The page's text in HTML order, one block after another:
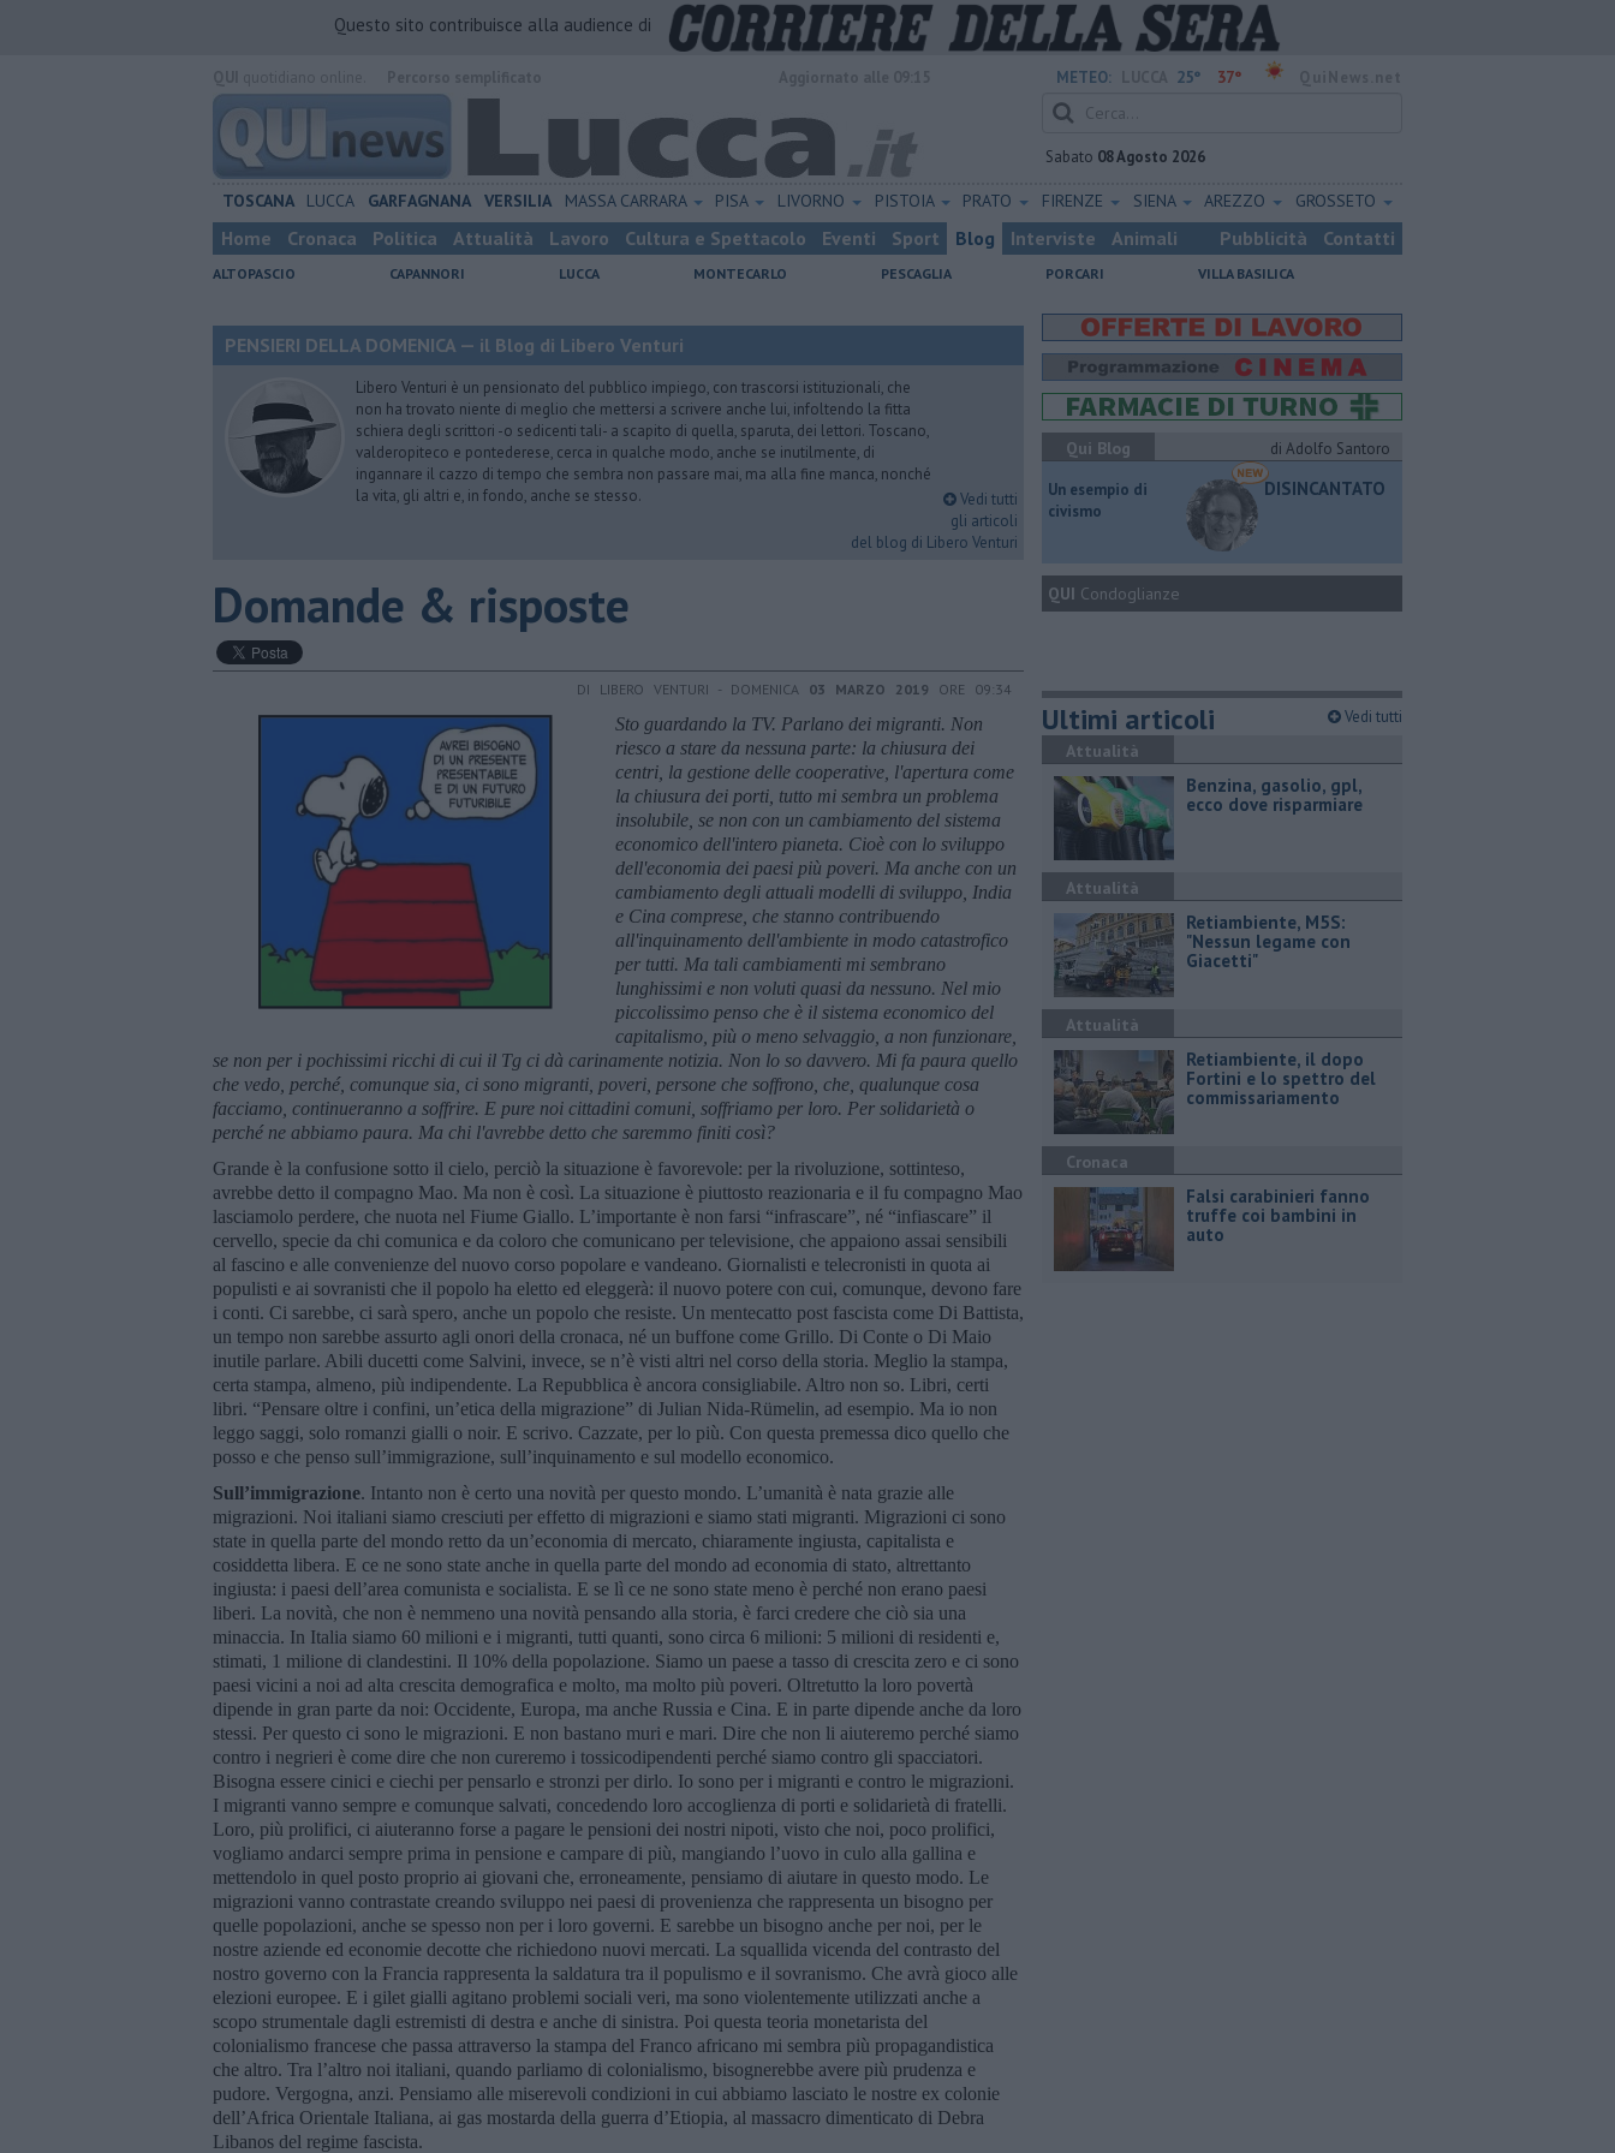
Questo sito contribuisce alla audience di
METEO: 25° 37°
Sabato 08 Agosto 2026
TOSCANA LUCCA GARFAGNANA VERSILIA MASSA CARRARA PISA LIVORNO PISTOIA PRATO FIRENZE SIENA AREZZO GROSSETO
Home Cronaca Politica Attualità Lavoro Cultura e Spettacolo Eventi Sport Blog Interviste Animali Pubblicità Contatti
ALTOPASCIO CAPANNORI LUCCA MONTECARLO PESCAGLIA PORCARI VILLA BASILICA
PENSIERI DELLA DOMENICA — il Blog di Libero Venturi
Libero Venturi è un pensionato del pubblico impiego, con trascorsi istituzionali, che
non ha trovato niente di meglio che mettersi a scrivere anche lui, infoltendo la fitta
schiera degli scrittori -o sedicenti tali- a scapito di quella, sparuta, dei lettori. Toscano,
valderopiteco e pontederese, cerca in qualche modo, anche se inutilmente, di
ingannare il cazzo di tempo che sembra non passare mai, ma alla fine manca, nonché
la vita, gli altri e, in fondo, anche se stesso.
Vedi tutti
gli articoli
del blog di Libero Venturi
​Domande & risposte
DI LIBERO VENTURI - DOMENICA 03 MARZO 2019 ORE 09:34
Sto guardando la TV. Parlano dei migranti. Non
riesco a stare da nessuna parte: la chiusura dei
centri, la gestione delle cooperative, l'apertura come
la chiusura dei porti, tutto mi sembra un problema
insolubile, se non con un cambiamento del sistema
economico dell'intero pianeta. Cioè con lo sviluppo
dell'economia dei paesi più poveri. Ma anche con un
cambiamento degli attuali modelli di sviluppo, India
e Cina comprese, che stanno contribuendo
all'inquinamento dell'ambiente in modo catastrofico
per tutti. Ma tali cambiamenti mi sembrano
lunghissimi e non voluti quasi da nessuno. Nel mio
piccolissimo penso che è il sistema economico del
capitalismo, più o meno selvaggio, a non funzionare,
se non per i pochissimi ricchi di cui il Tg ci dà carinamente notizia. Non lo so davvero. Mi fa paura quello
che vedo, perché, comunque sia, ci sono migranti, poveri, persone che soffrono, che , qualunque cosa
facciamo, continueranno a soffrire. E pure noi cittadini comuni, soffriamo per loro. Per solidarietà o
perché ne abbiamo paura. Ma chi l'avrebbe detto che saremmo finiti così?
Grande è la confusione sotto il cielo, perciò la situazione è favorevole: per la rivoluzione, sottinteso,
avrebbe detto il compagno Mao. Ma non è così. La situazione è piuttosto reazionaria e il fu compagno Mao
lasciamolo perdere, che nuota nel Fiume Giallo. L’importante è non farsi “infrascare”, né “infiascare” il
cervello, specie da chi comunica e da coloro che comunicano per televisione, che appaiono assai sensibili
al fascino e alle convenienze del nuovo corso popolare e vandeano. Giornalisti e telecronisti in quota ai
populisti e ai sovranisti che il popolo ha eletto ed eleggerà: il nuovo potere con cui, comunque, devono fare
i conti. Ci sarebbe, ci sarà spero, anche un popolo che resiste. Un mentecatto post fascista come Di Battista,
un tempo non sarebbe assurto agli onori della cronaca, né un buffone come Grillo. Di Conte o Di Maio
inutile parlare. Abili ducetti come Salvini, invece, se n’è visti altri nel corso della storia. Meglio la stampa,
certa stampa, almeno, più indipendente. La Repubblica è ancora consigliabile. Altro non so. Libri, certi
libri. “Pensare oltre i confini, un’etica della migrazione” di Julian Nida-Rümelin, ad esempio. Ma io non
leggo saggi, solo romanzi gialli o noir. E scrivo. Cazzate, per lo più. Con questa premessa dico quello che
posso e che penso sull’immigrazione, sull’inquinamento e sul modello economico.
Sull’immigrazione. Intanto non è certo una novità per questo mondo. L’umanità è nata grazie alle
migrazioni. Noi italiani siamo cresciuti per effetto di migrazioni e siamo stati migranti. Migrazioni ci sono
state in quella parte del mondo retto da un’economia di mercato, chiaramente ingiusta, capitalista e
cosiddetta libera. E ce ne sono state anche in quella parte del mondo ad economia di stato, altrettanto
ingiusta: i paesi dell’area comunista e socialista. E se lì ce ne sono state meno è perché non erano paesi
liberi. La novità, che non è nemmeno una novità pensando alla storia, è farci credere che ciò sia una
minaccia. In Italia siamo 60 milioni e i migranti, tutti quanti, sono circa 6 milioni: 5 milioni di residenti e,
stimati, 1 milione di clandestini. Il 10% della popolazione. Siamo un paese a tasso di crescita zero e ci sono
paesi vicini a noi ad alta crescita demografica e molto, ma molto più poveri. Oltretutto la loro povertà
dipende in gran parte da noi: Occidente, Europa, ma anche Russia e Cina. E in parte dipende anche da loro
stessi. Per questo ci sono le migrazioni. E non bastano muri e mari. Dire che non li aiuteremo perché siamo
contro i negrieri è come dire che non cureremo i tossicodipendenti perché siamo contro gli spacciatori.
Bisogna essere cinici e ciechi per pensarlo e stronzi per dirlo. Io sono per i migranti e contro le migrazioni.
I migranti vanno sempre e comunque salvati, concedendo loro accoglienza di porti e solidarietà di fratelli.
Loro, più prolifici, ci aiuteranno forse a pagare le pensioni dei nostri nipoti, visto che noi, poco prolifici,
vogliamo andarci sempre prima in pensione e campare di più, mangiando l’uovo in culo alla gallina e
mettendolo in quel posto proprio ai giovani che, erroneamente, pensiamo di aiutare in questo modo. Le
migrazioni vanno contrastate creando sviluppo nei paesi di provenienza che rappresenta un bisogno per
quelle popolazioni, anche se spesso non per i loro governi. E sarebbe un bisogno anche per noi, per le
nostre aziende ed economie decotte che richiedono nuovi mercati. La squallida vicenda del contrasto del
nostro governo con la Francia rappresenta la saldatura tra il populismo e il sovranismo. Che avrà gioco alle
elezioni europee. E i gilet gialli agitano problemi sociali veri, ma sono violentemente utilizzati anche a
scopo strumentale dagli estremisti di destra e anche di sinistra. Poi questa teoria monetarista del
colonialismo francese che passa attraverso la stampa del Franco africano mi sembra più propagandistica
che altro. Tra l’altro noi italiani, quando parliamo di colonialismo, bisognerebbe avere più prudenza e
pudore. Vergogna, anzi. Pensiamo alle miserevoli condizioni in cui abbiamo lasciato le nostre ex colonie
dell’Africa Orientale Italiana, ai gas mostarda della guerra d’Etiopia, al massacro dimenticato di Debra
Libanos del regime fascista.
Qui Blog
di Adolfo Santoro
​Un esempio di
civismo
DISINCANTATO
QUI Condoglianze
Ultimi articoli Vedi tutti
Attualità
​Benzina, gasolio, gpl,
ecco dove risparmiare
Attualità
Retiambiente, M5S:
"Nessun legame con
Giacetti"
Attualità
Retiambiente, il dopo
Fortini e lo spettro del
commissariamento
Cronaca
Falsi carabinieri fanno
truffe coi bambini in
auto